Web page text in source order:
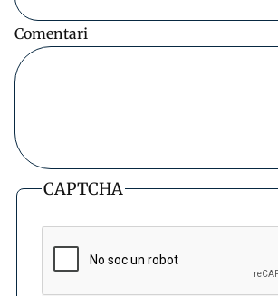
Comentari
CAPTCHA